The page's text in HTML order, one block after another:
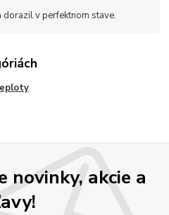
v perfektnom stave.
novinky, akcie a